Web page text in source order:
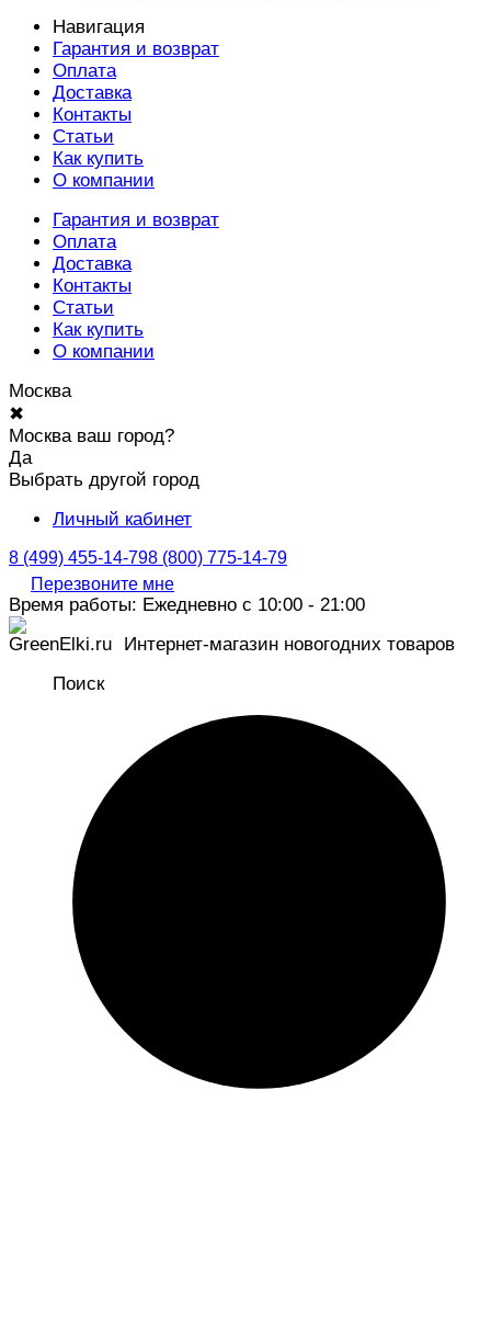
Навигация
Гарантия и возврат
Оплата
Доставка
Контакты
Статьи
Как купить
О компании
Гарантия и возврат
Оплата
Доставка
Контакты
Статьи
Как купить
О компании
Москва
✖
Москва ваш город?
Да
Выбрать другой город
Личный кабинет
8 (499) 455-14-798 (800) 775-14-79
Перезвоните мне
Время работы: Ежедневно с 10:00 - 21:00
Интернет-магазин новогодних товаров
Поиск